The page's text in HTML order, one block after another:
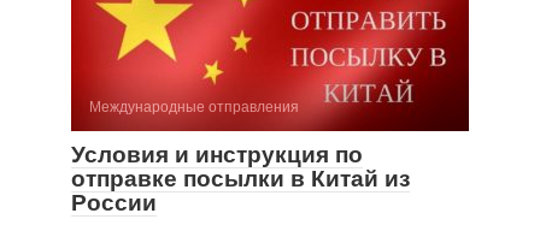
Международные отправления
Условия и инструкция по
отправке посылки в Китай из
России